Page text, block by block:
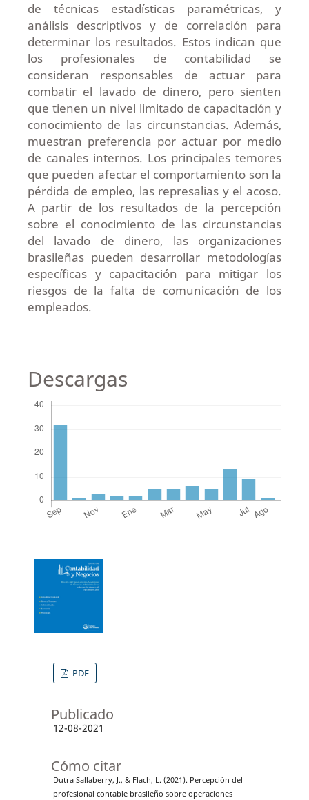
de técnicas estadísticas paramétricas, y
análisis descriptivos y de correlación para
determinar los resultados. Estos indican que
los profesionales de contabilidad se
consideran responsables de actuar para
combatir el lavado de dinero, pero sienten
que tienen un nivel limitado de capacitación y
conocimiento de las circunstancias. Además,
muestran preferencia por actuar por medio
de canales internos. Los principales temores
que pueden afectar el comportamiento son la
pérdida de empleo, las represalias y el acoso.
A partir de los resultados de la percepción
sobre el conocimiento de las circunstancias
del lavado de dinero, las organizaciones
brasileñas pueden desarrollar metodologías
específicas y capacitación para mitigar los
riesgos de la falta de comunicación de los
empleados.
Descargas
PDF
Publicado
12-08-2021
Cómo citar
Dutra Sallaberry, J., & Flach, L. (2021). Percepción del
profesional contable brasileño sobre operaciones